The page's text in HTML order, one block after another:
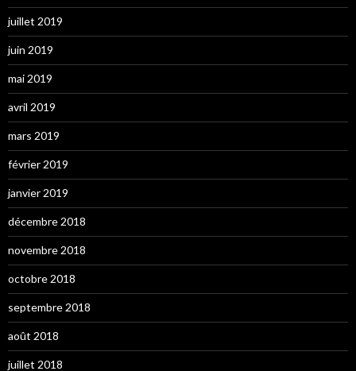
juillet 2019
juin 2019
mai 2019
avril 2019
mars 2019
février 2019
janvier 2019
décembre 2018
novembre 2018
octobre 2018
septembre 2018
août 2018
juillet 2018